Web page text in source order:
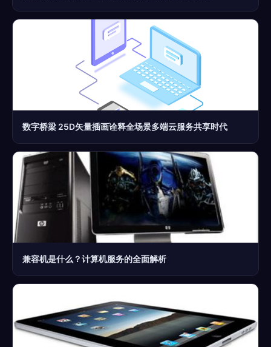
数字桥梁 25D矢量插画诠释全场景多端云服务共享时代
兼容机是什么？计算机服务的全面解析